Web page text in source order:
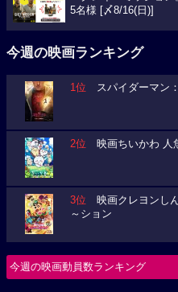
5名様 [〆8/16(日)]
今週の映画ランキング
1位 スパイダーマン
2位 映画ちいかわ 人
3位 映画クレヨンし
～ション
今週の映画動員数ランキング